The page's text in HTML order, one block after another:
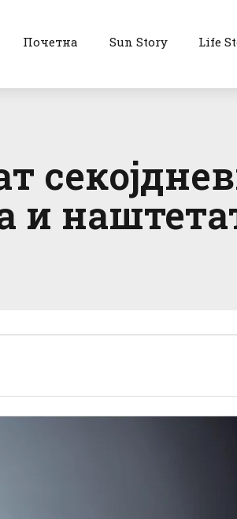
Почетна Sun Story Life
и